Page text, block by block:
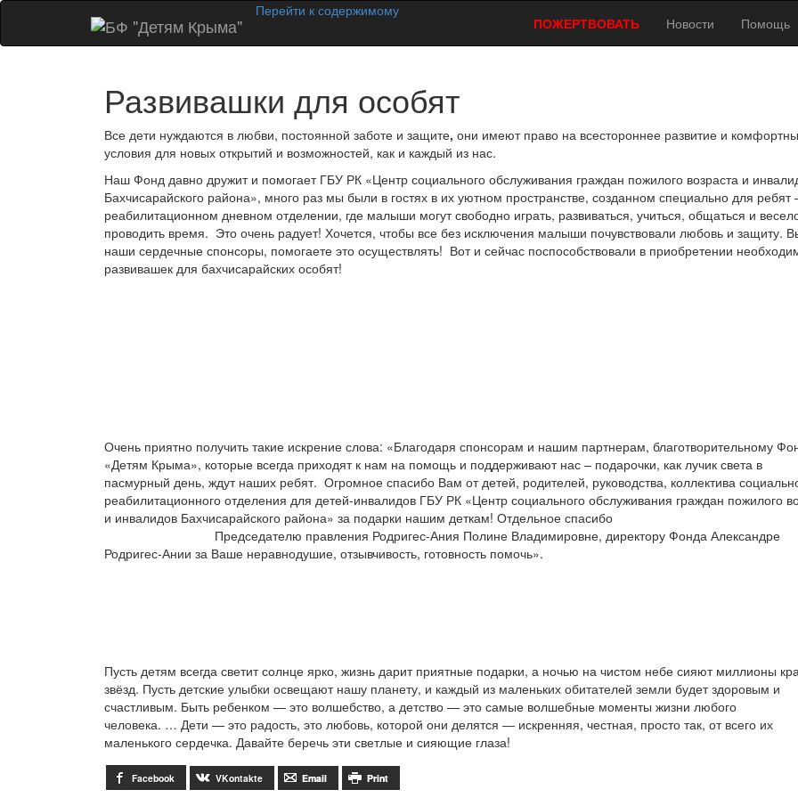
Перейти к содержимому
ПОЖЕРТВОВАТЬ Новости Помощь
Развивашки для особят
Все дети нуждаются в любви, постоянной заботе и защите, они имеют право на всестороннее развитие и
условия для новых открытий и возможностей, как и каждый из нас.
Наш Фонд давно дружит и помогает ГБУ РК «Центр социального обслуживания граждан пожилого возраста и
Бахчисарайского района», много раз мы были в гостях в их уютном пространстве, созданном специально для ребят
реабилитационном дневном отделении, где малыши могут свободно играть, развиваться, учиться, общаться и
проводить время. Это очень радует! Хочется, чтобы все без исключения малыши почувствовали любовь и защиту.
наши сердечные спонсоры, помогаете это осуществлять! Вот и сейчас поспособствовали в приобретении
развивашек для бахчисарайских особят!
Очень приятно получить такие искрение слова: «Благодаря спонсорам и нашим партнерам, благотворительному
«Детям Крыма», которые всегда приходят к нам на помощь и поддерживают нас – подарочки, как лучик света в
пасмурный день, ждут наших ребят. Огромное спасибо Вам от детей, родителей, руководства, коллектива
реабилитационного отделения для детей-инвалидов ГБУ РК «Центр социального обслуживания граждан пожилого
и инвалидов Бахчисарайского района» за подарки нашим деткам! Отдельное спасибо
Председателю правления Родригес-Ания Полине Владимировне, директору Фонда Александре
Родригес-Ании за Ваше неравнодушие, отзывчивость, готовность помочь».
Пусть детям всегда светит солнце ярко, жизнь дарит приятные подарки, а ночью на чистом небе сияют миллионы
звёзд. Пусть детские улыбки освещают нашу планету, и каждый из маленьких обитателей земли будет здоровым и
счастливым. Быть ребенком — это волшебство, а детство — это самые волшебные моменты жизни любого
человека. … Дети — это радость, это любовь, которой они делятся ― искренняя, честная, просто так, от всего их
маленького сердечка. Давайте беречь эти светлые и сияющие глаза!
Facebook VKontakte Email Print